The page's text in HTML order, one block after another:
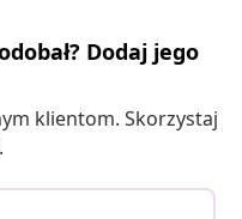
Dodaj jego
klientom. Skorzystaj